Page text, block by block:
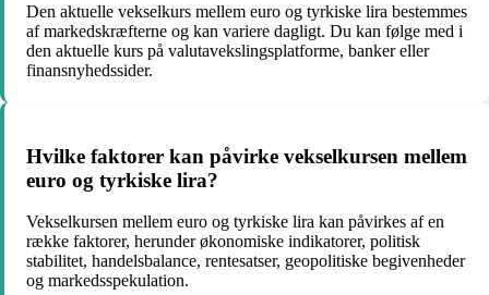
Den aktuelle vekselkurs mellem euro og tyrkiske lira bestemmes
af markedskræfterne og kan variere dagligt. Du kan følge med i
den aktuelle kurs på valutavekslingsplatforme, banker eller
finansnyhedssider.
Hvilke faktorer kan påvirke vekselkursen mellem
euro og tyrkiske lira?
Vekselkursen mellem euro og tyrkiske lira kan påvirkes af en
række faktorer, herunder økonomiske indikatorer, politisk
stabilitet, handelsbalance, rentesatser, geopolitiske begivenheder
og markedsspekulation.